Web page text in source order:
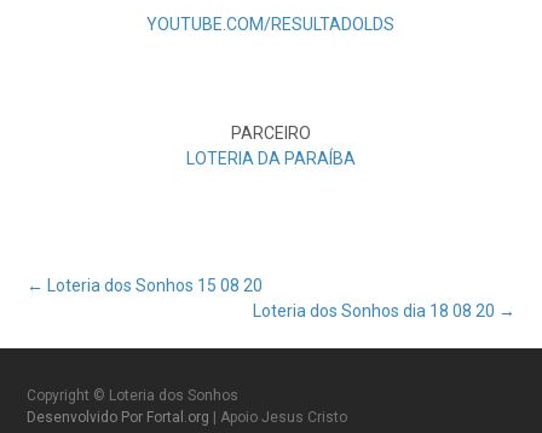
YOUTUBE.COM/RESULTADOLDS
PARCEIRO
LOTERIA DA PARAÍBA
Post
navigation
← Loteria dos Sonhos 15 08 20
Loteria dos Sonhos dia 18 08 20 →
Copyright © Loteria dos Sonhos
Desenvolvido Por Fortal.org
| Apoio Jesus Cristo